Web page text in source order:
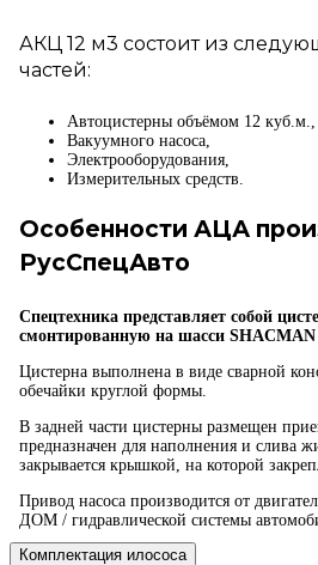
АКЦ 12 м3 состоит из
частей:
Автоцистерны объёмом 12 куб.м.,
Вакуумного насоса,
Электрооборудования,
Измерительных средств.
Особенности АЦА
РусСпецАвто
Спецтехника представляет собой
смонтированную на шасси SHACMAN
Цистерна выполнена в виде сварной
обечайки круглой формы.
В задней части цистерны размещен
предназначен для наполнения и слива
закрывается крышкой, на которой
Привод насоса производится от
ДОМ / гидравлической системы
Комплектация илососа